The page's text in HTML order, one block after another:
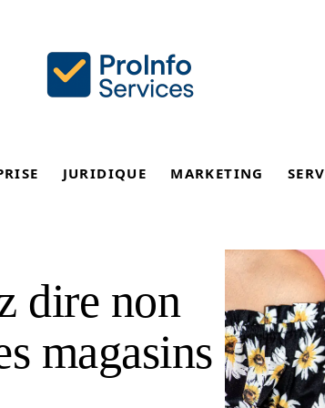
JURIDIQUE MARKETING
dire non
magasins